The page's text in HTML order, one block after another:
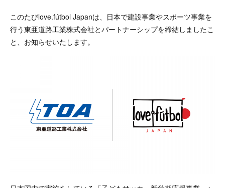
このたびlove.fútbol Japanは、日本で建設事業やスポーツ事業を
行う東亜道路工業株式会社とパートナーシップを締結しましたこ
と、お知らせいたします。